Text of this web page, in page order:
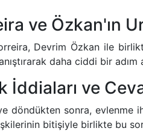
ve Özkan'ın
Devrim Özkan ile
daha ciddi bir
İddiaları ve
döndükten sonra, evlenme
bitişiyle birlikte bu